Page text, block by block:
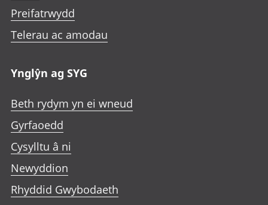
Preifatrwydd
Telerau ac amodau
Ynglŷn ag SYG
Beth rydym yn ei wneud
Gyrfaoedd
Cysylltu â ni
Newyddion
Rhyddid Gwybodaeth